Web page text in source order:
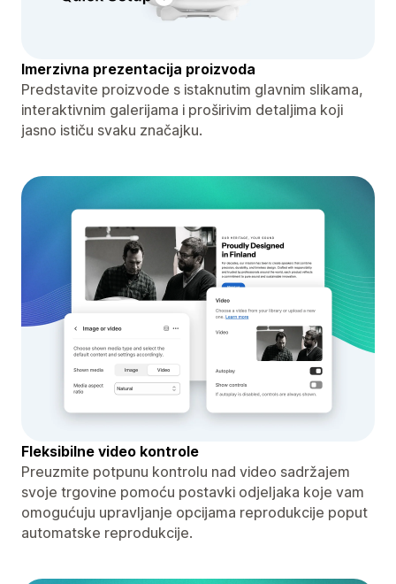
Imerzivna prezentacija proizvoda
Predstavite proizvode s istaknutim glavnim slikama,
interaktivnim galerijama i proširivim detaljima koji
jasno ističu svaku značajku.
Fleksibilne video kontrole
Preuzmite potpunu kontrolu nad video sadržajem
svoje trgovine pomoću postavki odjeljaka koje vam
omogućuju upravljanje opcijama reprodukcije poput
automatske reprodukcije.